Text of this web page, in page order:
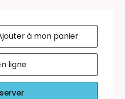
à mon panier
ligne